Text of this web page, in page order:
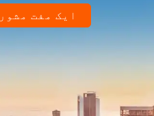
ایک مفت